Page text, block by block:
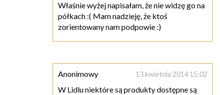
Właśnie wyżej napisałam, że nie widzę go na
półkach :( Mam nadzieję, że ktoś
zorientowany nam podpowie :)
Anonimowy 13 kwietnia 2014 15:02
W Lidlu niektóre są produkty dostępne są